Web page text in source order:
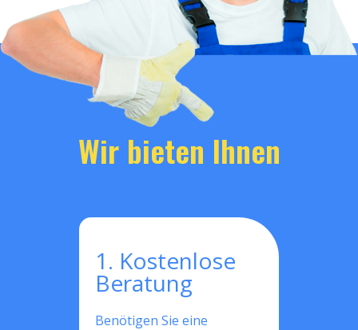
Wir bieten Ihnen
1. Kostenlose
Beratung
Benötigen Sie eine